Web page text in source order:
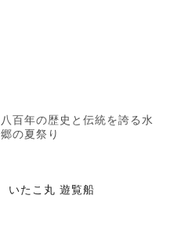
八百年の歴史と伝統を誇る水
郷の夏祭り
いたこ丸 遊覧船